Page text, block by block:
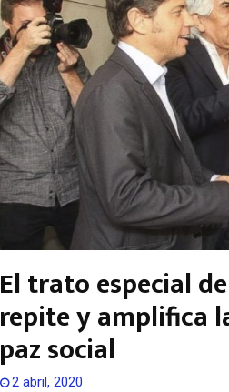
El trato especial
repite y amplifica
paz social
2 abril, 2020